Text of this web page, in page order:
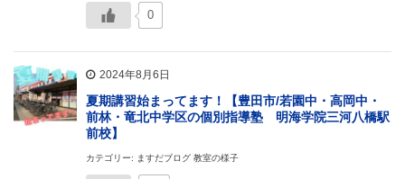
0
2024年8月6日
夏期講習始まってます！【豊田市/若園中・高岡中・
前林・竜北中学区の個別指導塾 明海学院三河八橋駅
前校】
カテゴリー: ますだブログ 教室の様子